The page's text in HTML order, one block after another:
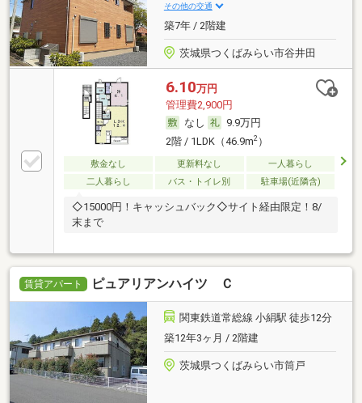
その他の交通
築7年 / 2階建
茨城県つくばみらい市谷井田
6.10万円
管理費2,900円
なし
9.9万円
2階 / 1LDK（46.9m2）
敷金なし 更新料なし
一人暮らし
二人暮らし
バス・トイレ別 駐車場(近隣含)
◇15000円！キャッシュバック◇サイト経由限定！8/
末まで
賃貸アパート ピュアリアンハイツ Ｃ
関東鉄道常総線 小絹駅 徒歩12分
築12年3ヶ月 / 2階建
茨城県つくばみらい市筒戸